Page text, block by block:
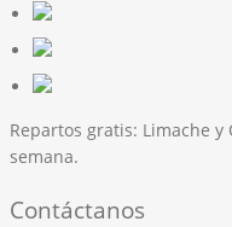
Repartos gratis: Limache y
semana.
Contáctanos